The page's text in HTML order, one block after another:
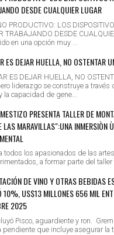
DESDE CUALQUIER LUGAR
PRODUCTIVO: LOS
TRABAJANDO DESDE
en una opción muy ...
ES DEJAR HUELLA, NO OSTENTAR
ES DEJAR HUELLA, NO
liderazgo se construye a través
la capacidad de gene...
PRESENTA TALLER DE
LAS MARAVILLAS":UNA INMERSIÒN
todos los apasionados de las
a formar parte del taller
DE VINO Y OTRAS BEBIDAS
10%, US$13 MILLONES 656 MIL
2025
Pisco, aguardiente y ron.
pendiente que incluye asegurar la